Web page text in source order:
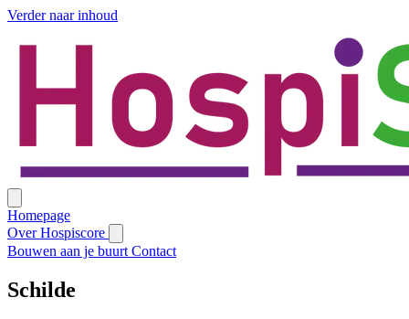
Verder naar inhoud
Homepage
Over Hospiscore
Bouwen aan je buurt Contact
Schilde